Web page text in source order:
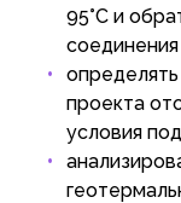
95°C и
проекта
условия